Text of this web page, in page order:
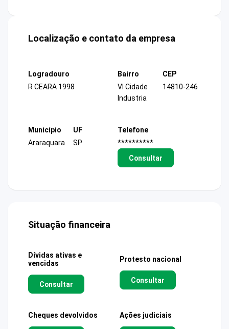
Localização e contato da empresa
Logradouro
R CEARA 1998
Bairro
Vl Cidade
Industria
CEP
14810-246
Município
Araraquara
UF
SP
Telefone
**********
Consultar
Situação financeira
Dívidas ativas e
vencidas
Consultar
Protesto nacional
Consultar
Cheques devolvidos Ações judiciais